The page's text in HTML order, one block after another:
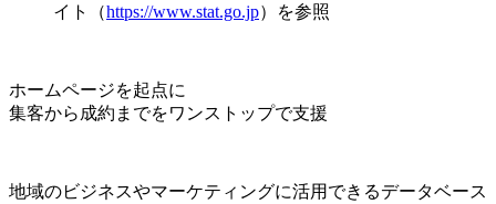
イト（https://www.stat.go.jp）を参照
ホームページを起点に
集客から成約までをワンストップで支援
地域のビジネスやマーケティングに活用できるデータベース